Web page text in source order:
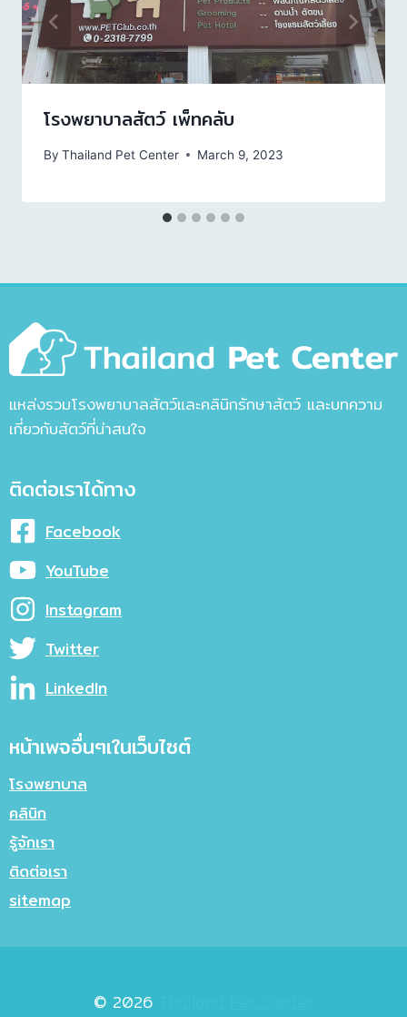
โรงพยาบาลสัตว์ เพ็ทคลับ
By Thailand Pet Center March 9, 2023
แหล่งรวมโรงพยาบาลสัตว์และคลินิกรักษาสัตว์ และบทความ
เกี่ยวกับสัตว์ที่น่าสนใจ
ติดต่อเราได้ทาง
Facebook
YouTube
Instagram
Twitter
LinkedIn
หน้าเพจอื่นๆเในเว็บไซต์
โรงพยาบาล
คลินิก
รู้จักเรา
ติดต่อเรา
sitemap
© 2026